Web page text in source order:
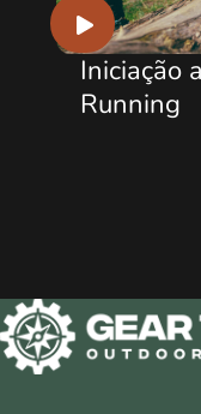
ao Trail